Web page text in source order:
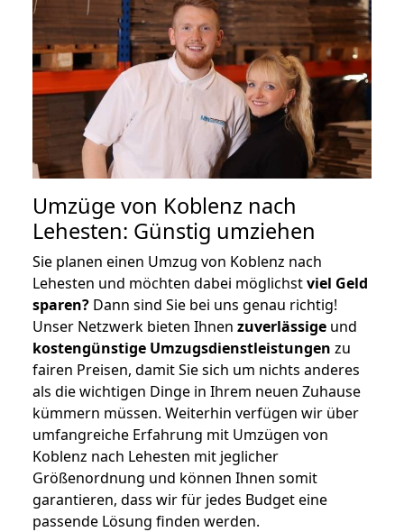
Umzüge von Koblenz nach
Lehesten: Günstig umziehen
Sie planen einen Umzug von Koblenz nach
Lehesten und möchten dabei möglichstviel Geld
sparen? Dann sind Sie bei uns genau richtig!
Unser Netzwerk bieten Ihnen zuverlässige und
kostengünstige Umzugsdienstleistungen zu
fairen Preisen, damit Sie sich um nichts anderes
als die wichtigen Dinge in Ihrem neuen Zuhause
kümmern müssen. Weiterhin verfügen wir über
umfangreiche Erfahrung mit Umzügen von
Koblenz nach Lehesten mit jeglicher
Größenordnung und können Ihnen somit
garantieren, dass wir für jedes Budget eine
passende Lösung finden werden.